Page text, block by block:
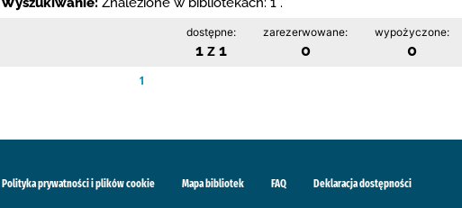
dostępne:
1 z 1
zarezerwowane:
0
wypożyczone:
0
1
Polityka prywatności i plików cookie Mapa bibliotek FAQ Deklaracja dostępności